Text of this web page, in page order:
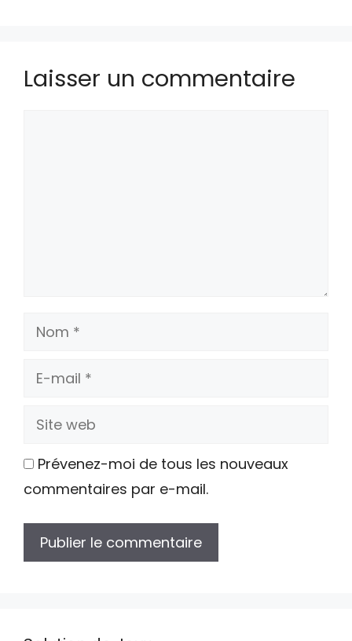
Laisser un commentaire
Nom
E-
Site
Prévenez-moi de tous les nouveaux
commentaires par e-mail.